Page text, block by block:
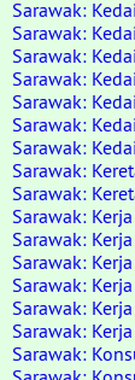
Sarawak:
Sarawak:
Sarawak:
Sarawak:
Sarawak:
Sarawak:
Sarawak:
Sarawak:
Sarawak:
Sarawak:
Sarawak:
Sarawak:
Sarawak:
Sarawak:
Sarawak:
Sarawak: